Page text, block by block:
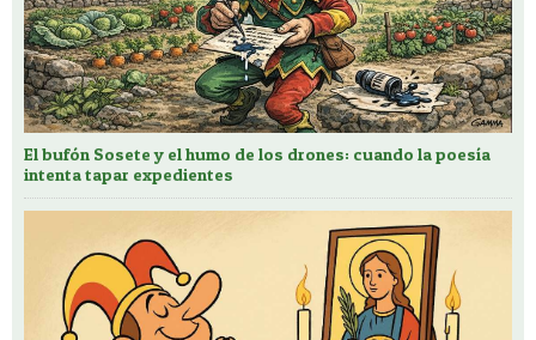
El bufón Sosete y el humo de los drones: cuando la poesía
intenta tapar expedientes